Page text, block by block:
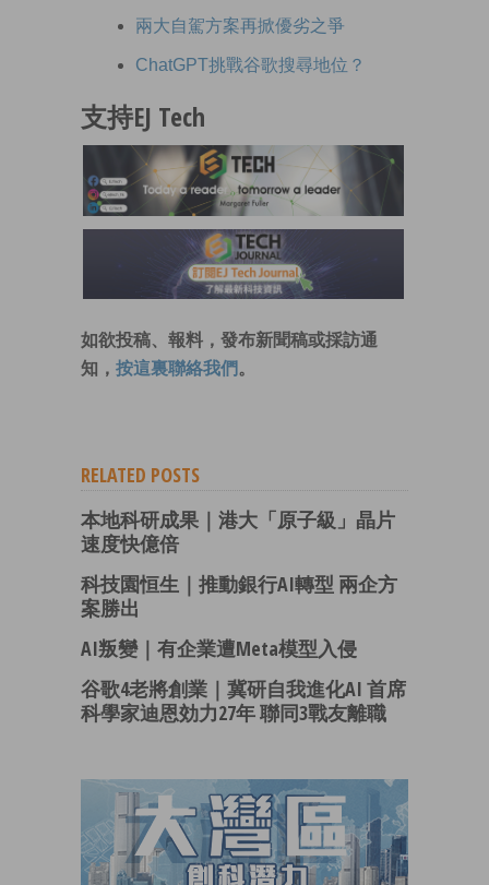
兩大自駕方案再掀優劣之爭
ChatGPT挑戰谷歌搜尋地位？
支持EJ Tech
如欲投稿、報料，發布新聞稿或採訪通
知， 按這裏聯絡我們 。
RELATED POSTS
本地科研成果｜港大「原子級」晶片
速度快億倍
科技園恒生｜推動銀行AI轉型 兩企方
案勝出
AI叛變｜有企業遭Meta模型入侵
谷歌4老將創業｜冀研自我進化AI 首席
科學家迪恩効力27年 聯同3戰友離職